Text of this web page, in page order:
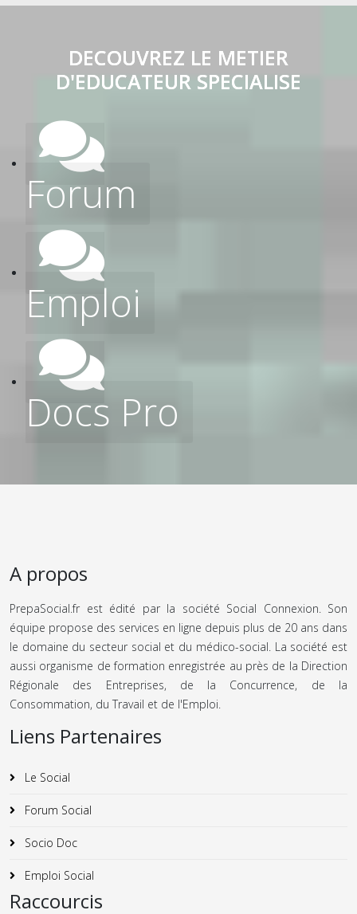
DECOUVREZ LE METIER
D'EDUCATEUR SPECIALISE
Forum
Emploi
Docs Pro
A propos
PrepaSocial.fr est édité par la société Social Connexion. Son
équipe propose des services en ligne depuis plus de 20 ans dans
le domaine du secteur social et du médico-social. La société est
aussi organisme de formation enregistrée au près de la Direction
Régionale des Entreprises, de la Concurrence, de la
Consommation, du Travail et de l'Emploi.
Liens Partenaires
Le Social
Forum Social
Socio Doc
Emploi Social
Raccourcis